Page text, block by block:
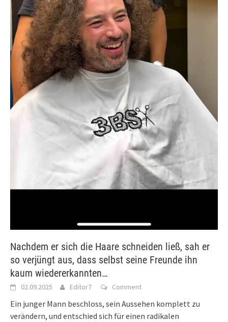
Nachdem er sich die Haare schneiden ließ, sah er
so verjüngt aus, dass selbst seine Freunde ihn
kaum wiedererkannten…
02.09.2025 Editor7 Comment
Ein junger Mann beschloss, sein Aussehen komplett zu
verändern, und entschied sich für einen radikalen